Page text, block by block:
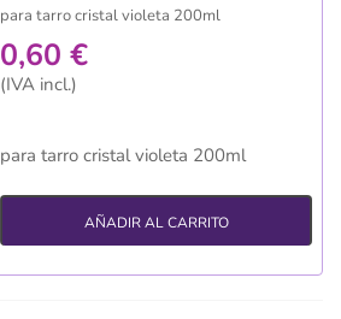
para tarro cristal violeta 200ml
0,60 €
(IVA incl.)
para tarro cristal violeta 200ml
AÑADIR AL CARRITO